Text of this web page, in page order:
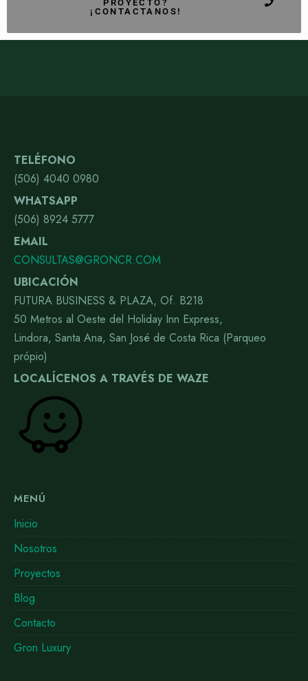
PROYECTO?
¡CONTACTANOS!
TELÉFONO
(506) 4040 0980
WHATSAPP
(506) 8924 5777
EMAIL
CONSULTAS@GRONCR.COM
UBICACIÓN
FUTURA BUSINESS & PLAZA, Of. B218
50 Metros al Oeste del Holiday Inn Express,
Lindora, Santa Ana, San José de Costa Rica (Parqueo
própio)
LOCALÍCENOS A TRAVÉS DE WAZE
MENÚ
Inicio
Nosotros
Proyectos
Blog
Contacto
Gron Luxury